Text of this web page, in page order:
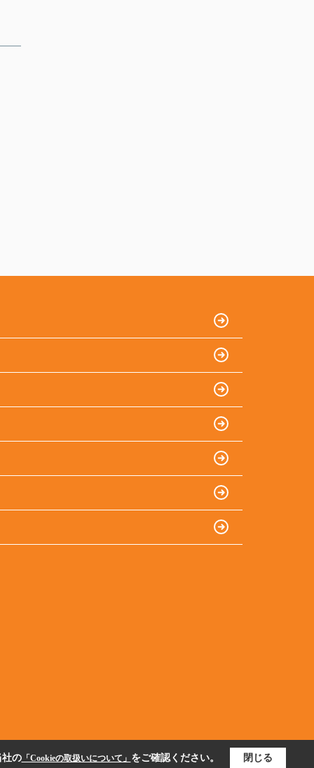
の「Cookieの取扱いについて」 をご確認ください。 閉じる